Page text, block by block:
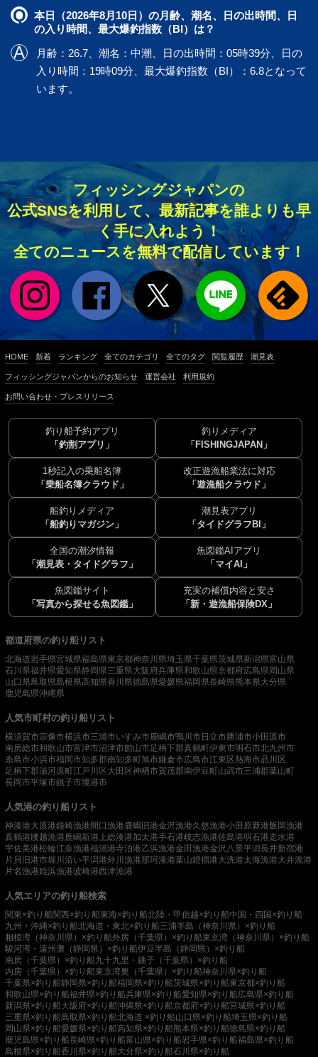
本日（2026年8月10日）の月齢、潮名、日の出時間、日
の入り時間、最大爆釣指数（BI）は？
月齢：26.7、潮名：中潮、日の出時間：05時39分、日の
入り時間：19時09分、最大爆釣指数（BI）：6.8となって
います。
フィッシングジャパンの
公式SNSを利用して、最新記事を誰よりも早
く手に入れよう！
全てのニュースを無料で配信しています！
HOME 新着 ランキング 全てのカテゴリ 全てのタグ 閲覧履歴 潮見表
フィッシングジャパンからのお知らせ 運営会社 利用規約
お問い合わせ・プレスリリース
釣り船予約アプリ
「釣割アプリ」
釣りメディア
「FISHINGJAPAN」
1秒記入の乗船名簿
「乗船名簿クラウド」
改正遊漁船業法に対応
「遊漁船クラウド」
船釣りメディア
「船釣りマガジン」
潮見表アプリ
「タイドグラフBI」
全国の潮汐情報
「潮見表・タイドグラフ」
魚図鑑AIアプリ
「マイAI」
魚図鑑サイト
「写真から探せる魚図鑑」
充実の補償内容と安さ
「新・遊漁船保険DX」
都道府県の釣り船リスト
北海道岩手県宮城県福島県東京都神奈川県埼玉県千葉県茨城県新潟県富山県
石川県福井県愛知県静岡県三重県大阪府兵庫県和歌山県京都府広島県岡山県
山口県鳥取県島根県高知県香川県徳島県愛媛県福岡県長崎県熊本県大分県
鹿児島県沖縄県
人気市町村の釣り船リスト
横須賀市宗像市横浜市三浦市いすみ市鹿嶋市鴨川市日立市勝浦市小田原市
南房総市和歌山市富津市沼津市館山市足柄下郡真鶴町伊東市明石市北九州市
糸島市小浜市福岡市知多郡南知多町旭市鎌倉市広島市江東区熱海市品川区
足柄下郡湯河原町江戸川区大田区神栖市賀茂郡南伊豆町山武市三浦郡葉山町
長岡市平塚市銚子市境港市
人気港の釣り船リスト
神湊港大原港鐘崎漁港間口漁港 鹿嶋旧港金沢漁港久慈漁港小田原新港飯岡漁港
真鶴港腰越漁港 鹿嶋新港 上総湊港加太港手石港岐志漁港佐島港明石港走水港
宇佐美港松輪江奈漁港福浦港寺泊港乙浜漁港金田漁港金沢八景平潟長井新宿港
片貝旧港市堀川沿い平潟港外川漁港那珂湊港葉山鐙摺港大洗港太海漁港大井漁港
片名漁港姪浜漁港波崎港西津漁港
人気エリアの釣り船検索
関東×釣り船関西×釣り船東海×釣り船北陸・甲信越×釣り船中国・四国×釣り船
九州・沖縄×釣り船北海道・東北×釣り船三浦半島（神奈川県）×釣り船
相模湾（神奈川県）×釣り船外房（千葉県）×釣り船東京湾（神奈川県）×釣り船
駿河湾・遠州灘（静岡県）×釣り船伊豆半島（静岡県）×釣り船
南房（千葉県）×釣り船九十九里・銚子（千葉県）×釣り船
内房（千葉県）×釣り船東京湾奥（千葉県）×釣り船神奈川県×釣り船
千葉県×釣り船静岡県×釣り船福岡県×釣り船茨城県×釣り船東京都×釣り船
和歌山県×釣り船福井県×釣り船兵庫県×釣り船愛知県×釣り船広島県×釣り船
新潟県×釣り船大阪府×釣り船沖縄県×釣り船京都府×釣り船宮城県×釣り船
三重県×釣り船鳥取県×釣り船北海道 ×釣り船山口県×釣り船埼玉県×釣り船
岡山県×釣り船愛媛県×釣り船高知県×釣り船熊本県×釣り船徳島県×釣り船
鹿児島県×釣り船長崎県×釣り船富山県×釣り船岩手県×釣り船福島県×釣り船
島根県×釣り船香川県×釣り船大分県×釣り船石川県×釣り船